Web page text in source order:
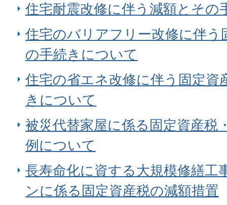
住宅耐震改修に伴う減額とその
住宅のバリアフリー改修に伴う
の手続きについて
住宅の省エネ改修に伴う固定資
きについて
被災代替家屋に係る固定資産税
例について
長寿命化に資する大規模修繕工
ンに係る固定資産税の減額措置